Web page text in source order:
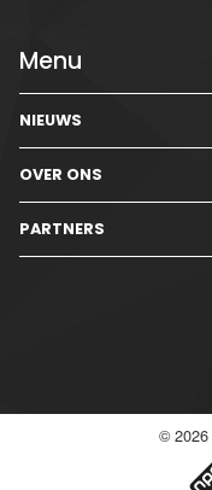
Menu
NIEUWS
OVER ONS
PARTNERS
© 2026